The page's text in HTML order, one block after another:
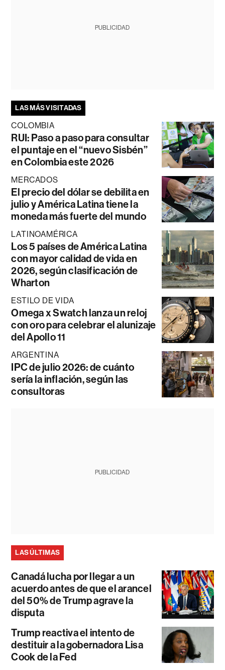
PUBLICIDAD
LAS MÁS VISITADAS
COLOMBIA
RUI: Paso a paso para consultar
el puntaje en el “nuevo Sisbén”
en Colombia este 2026
MERCADOS
El precio del dólar se debilita en
julio y América Latina tiene la
moneda más fuerte del mundo
LATINOAMÉRICA
Los 5 países de América Latina
con mayor calidad de vida en
2026, según clasificación de
Wharton
ESTILO DE VIDA
Omega x Swatch lanza un reloj
con oro para celebrar el alunizaje
del Apollo 11
ARGENTINA
IPC de julio 2026: de cuánto
sería la inflación, según las
consultoras
PUBLICIDAD
LAS ÚLTIMAS
Canadá lucha por llegar a un
acuerdo antes de que el arancel
del 50% de Trump agrave la
disputa
Trump reactiva el intento de
destituir a la gobernadora Lisa
Cook de la Fed